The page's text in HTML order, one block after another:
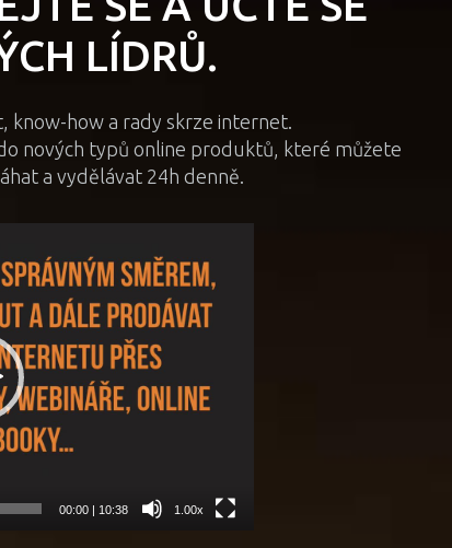
LÍDRŮ.
know-how a rady skrze internet.
nových typů online produktů, které můžete
a vydělávat 24h denně.
00:00 | 10:38 1.00x